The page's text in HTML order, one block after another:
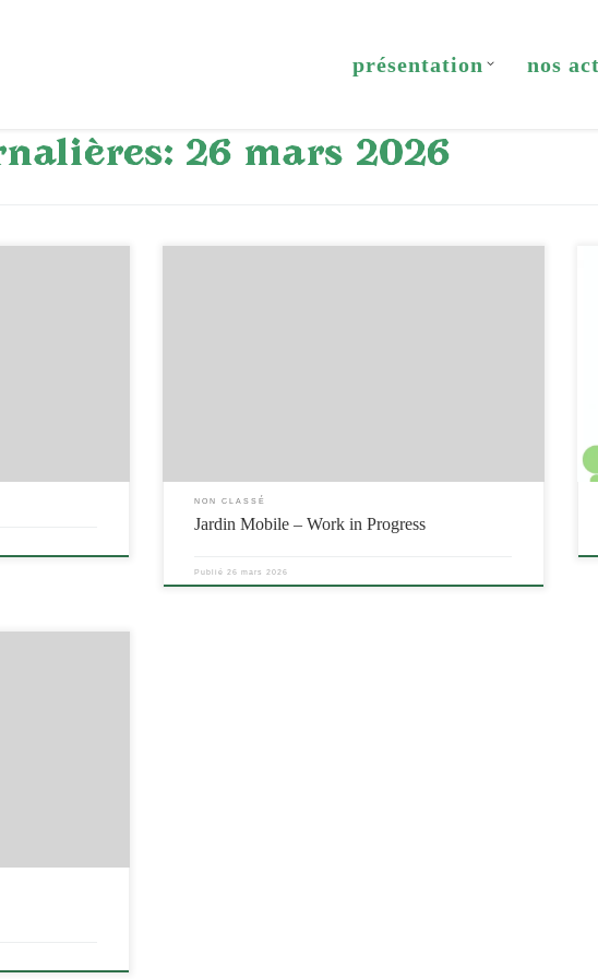
présentation nos
26 mars 2026
NON CLASSÉ
Jardin Mobile – Work in Progress
Publié 26 mars 2026